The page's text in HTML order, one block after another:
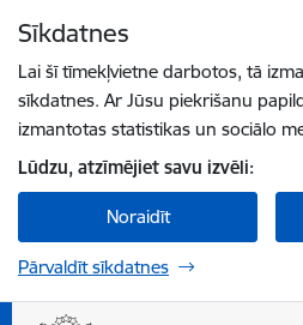
Sīkdatnes
Lai šī tīmekļvietne darbotos, tā
sīkdatnes. Ar Jūsu piekrišanu
izmantotas statistikas un sociālo
Lūdzu, atzīmējiet savu izvēli:
Noraidīt
Pārvaldīt sīkdatnes